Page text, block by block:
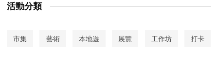
活動分類
市集 藝術 本地遊 展覽 工作坊 打卡